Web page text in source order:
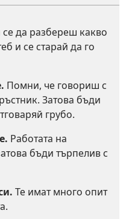
да разбереш какво
и се старай да го
Помни, че говориш с
Затова бъди
грубо.
Работата на
бъди търпелив с
Те имат много опит